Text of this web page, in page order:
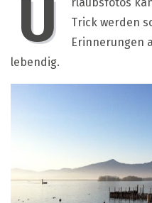
U
Trick werden
Erinnerungen
lebendig.